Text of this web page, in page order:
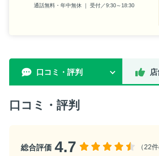
通話無料・年中無休 ｜ 受付／9:30～18:30
口コミ・評判
口コミ・評判
総合評価 4.7 （22